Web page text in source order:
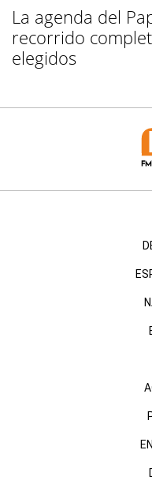
La agenda del
recorrido
elegidos